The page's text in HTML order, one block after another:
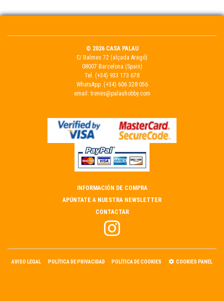
© 2026 CASA PALAU
C/ Balmes 72 (alçada Aragó)
08007 Barcelona (Spain)
Tel. (+34) 933 173 678
WhatsApp: (+34) 606 328 056
email: trenes@palauhobby.com
INFORMACIÓN DE COMPRA
APÚNTATE A NUESTRA NEWSLETTER
CONTACTAR
AVISO LEGAL POLÍTICA DE PRIVACIDAD POLÍTICA DE COOKIES COOKIES PANEL